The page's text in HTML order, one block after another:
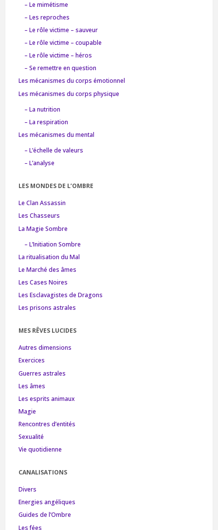
– Le mimétisme
– Les reproches
– Le rôle victime – sauveur
– Le rôle victime – coupable
– Le rôle victime – héros
– Se remettre en question
Les mécanismes du corps émotionnel
Les mécanismes du corps physique
– La nutrition
– La respiration
Les mécanismes du mental
– L’échelle de valeurs
– L’analyse
LES MONDES DE L’OMBRE
Le Clan Assassin
Les Chasseurs
La Magie Sombre
– L’Initiation Sombre
La ritualisation du Mal
Le Marché des âmes
Les Cases Noires
Les Esclavagistes de Dragons
Les prisons astrales
MES RÊVES LUCIDES
Autres dimensions
Exercices
Guerres astrales
Les âmes
Les esprits animaux
Magie
Rencontres d’entités
Sexualité
Vie quotidienne
CANALISATIONS
Divers
Energies angéliques
Guides de l’Ombre
Les fées